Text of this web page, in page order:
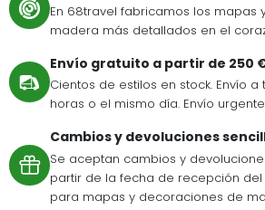
En 68travel fabricamos los mapas
madera más detallados en el
Envío gratuito a partir de 250
Cientos de estilos en stock. Envío
horas o el mismo día. Envío
Cambios y devoluciones
Se aceptan cambios y
partir de la fecha de recepción
para mapas y decoraciones de